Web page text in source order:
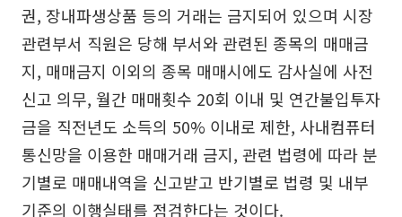
권, 장내파생상품 등의 거래는 금지되어 있으며 시장
관련부서 직원은 당해 부서와 관련된 종목의 매매금
지, 매매금지 이외의 종목 매매시에도 감사실에 사전
신고 의무, 월간 매매횟수 20회 이내 및 연간불입투자
금을 직전년도 소득의 50% 이내로 제한, 사내컴퓨터
통신망을 이용한 매매거래 금지, 관련 법령에 따라 분
기별로 매매내역을 신고받고 반기별로 법령 및 내부
기준의 이행실태를 점검한다는 것이다.